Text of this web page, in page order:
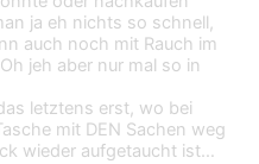
ja eh nichts so schnell,
auch noch mit Rauch im
jeh aber nur mal so in
letztens erst, wo bei
mit DEN Sachen weg
wieder aufgetaucht ist…